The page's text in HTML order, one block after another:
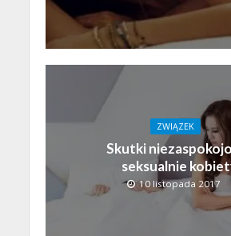
ZWIĄZEK
Skutki
seksualnie
10 listopada 2017